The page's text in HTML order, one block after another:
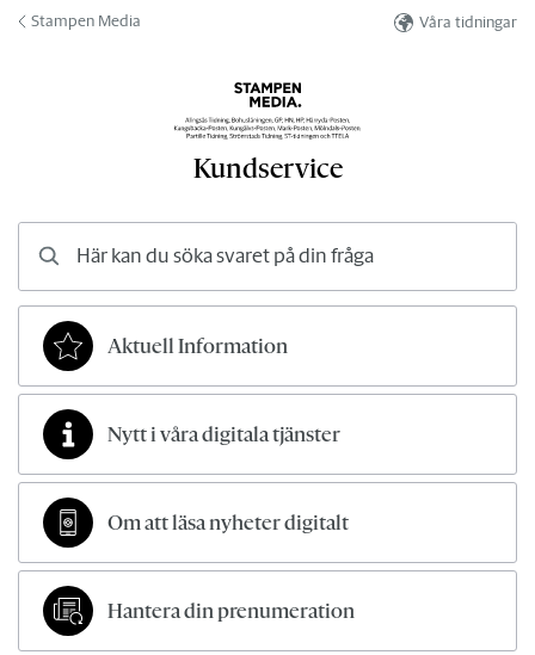
Hoppa till innehåll
Kundservice
Stampen Media Våra tidningar
Aktuell Information
Nytt i våra digitala tjänster
Om att läsa nyheter digitalt
Hantera din prenumeration